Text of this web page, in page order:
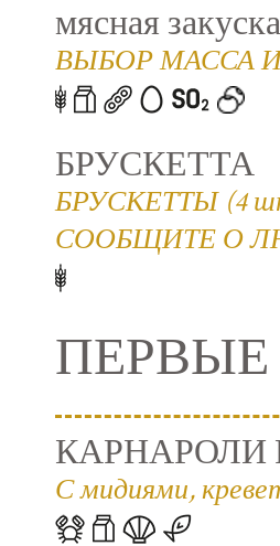
мясная
ВЫБОР МАССА
БРУСКЕТТА
БРУСКЕТТЫ (4
СООБЩИТЕ О
КАРНАРОЛИ
С мидиями,